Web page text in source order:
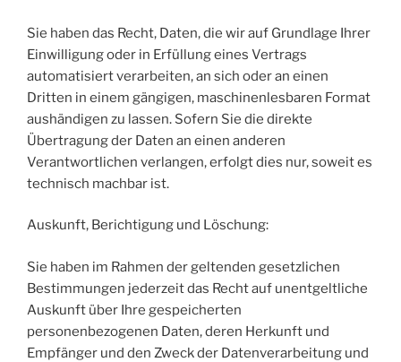
Sie haben das Recht, Daten, die wir auf Grundlage Ihrer
Einwilligung oder in Erfüllung eines Vertrags
automatisiert verarbeiten, an sich oder an einen
Dritten in einem gängigen, maschinenlesbaren Format
aushändigen zu lassen. Sofern Sie die direkte
Übertragung der Daten an einen anderen
Verantwortlichen verlangen, erfolgt dies nur, soweit es
technisch machbar ist.
Auskunft, Berichtigung und Löschung:
Sie haben im Rahmen der geltenden gesetzlichen
Bestimmungen jederzeit das Recht auf unentgeltliche
Auskunft über Ihre gespeicherten
personenbezogenen Daten, deren Herkunft und
Empfänger und den Zweck der Datenverarbeitung und